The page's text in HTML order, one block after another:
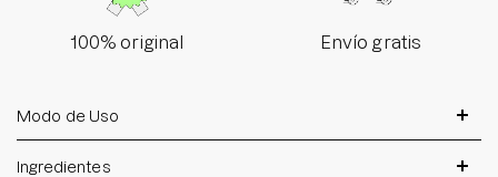
100% original Envío gratis
Modo de Uso
Ingredientes